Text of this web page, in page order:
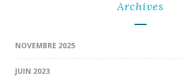
Archives
NOVEMBRE 2025
JUIN 2023